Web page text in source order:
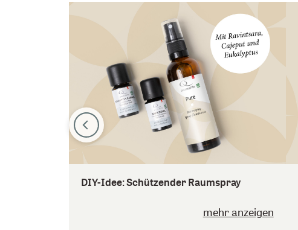
DIY-Idee: Schützender Raumspray
mehr anzeigen